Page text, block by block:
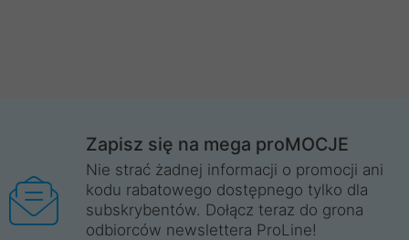
Zapisz się na mega proMOCJE
Nie strać żadnej informacji o promocji ani
kodu rabatowego dostępnego tylko dla
subskrybentów. Dołącz teraz do grona
odbiorców newslettera ProLine!